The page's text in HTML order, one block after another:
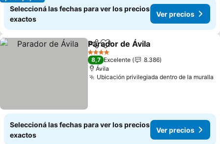
Seleccioná las fechas para ver los precios
exactos
Ver precios
CompartirAñadir a favoritos
Parador de Ávila
4 Estrellas
8,7 Excelente
8.386
Ávila
Ubicación privilegiada dentro de la muralla
Seleccioná las fechas para ver los precios
exactos
Ver precios